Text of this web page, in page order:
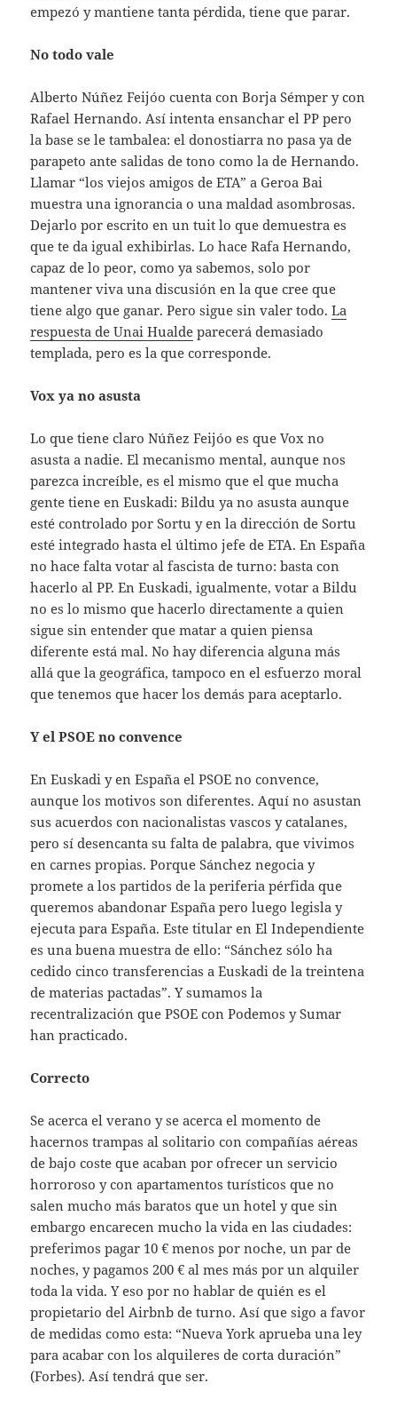
empezó y mantiene tanta pérdida, tiene que parar.
No todo vale
Alberto Núñez Feijóo cuenta con Borja Sémper y con
Rafael Hernando. Así intenta ensanchar el PP pero
la base se le tambalea: el donostiarra no pasa ya de
parapeto ante salidas de tono como la de Hernando.
Llamar “los viejos amigos de ETA” a Geroa Bai
muestra una ignorancia o una maldad asombrosas.
Dejarlo por escrito en un tuit lo que demuestra es
que te da igual exhibirlas. Lo hace Rafa Hernando,
capaz de lo peor, como ya sabemos, solo por
mantener viva una discusión en la que cree que
tiene algo que ganar. Pero sigue sin valer todo.La
respuesta de Unai Hualde parecerá demasiado
templada, pero es la que corresponde.
Vox ya no asusta
Lo que tiene claro Núñez Feijóo es que Vox no
asusta a nadie. El mecanismo mental, aunque nos
parezca increíble, es el mismo que el que mucha
gente tiene en Euskadi: Bildu ya no asusta aunque
esté controlado por Sortu y en la dirección de Sortu
esté integrado hasta el último jefe de ETA. En España
no hace falta votar al fascista de turno: basta con
hacerlo al PP. En Euskadi, igualmente, votar a Bildu
no es lo mismo que hacerlo directamente a quien
sigue sin entender que matar a quien piensa
diferente está mal. No hay diferencia alguna más
allá que la geográfica, tampoco en el esfuerzo moral
que tenemos que hacer los demás para aceptarlo.
Y el PSOE no convence
En Euskadi y en España el PSOE no convence,
aunque los motivos son diferentes. Aquí no asustan
sus acuerdos con nacionalistas vascos y catalanes,
pero sí desencanta su falta de palabra, que vivimos
en carnes propias. Porque Sánchez negocia y
promete a los partidos de la periferia pérfida que
queremos abandonar España pero luego legisla y
ejecuta para España. Este titular en El Independiente
es una buena muestra de ello: “Sánchez sólo ha
cedido cinco transferencias a Euskadi de la treintena
de materias pactadas”. Y sumamos la
recentralización que PSOE con Podemos y Sumar
han practicado.
Correcto
Se acerca el verano y se acerca el momento de
hacernos trampas al solitario con compañías aéreas
de bajo coste que acaban por ofrecer un servicio
horroroso y con apartamentos turísticos que no
salen mucho más baratos que un hotel y que sin
embargo encarecen mucho la vida en las ciudades:
preferimos pagar 10 € menos por noche, un par de
noches, y pagamos 200 € al mes más por un alquiler
toda la vida. Y eso por no hablar de quién es el
propietario del Airbnb de turno. Así que sigo a favor
de medidas como esta: “Nueva York aprueba una ley
para acabar con los alquileres de corta duración”
(Forbes). Así tendrá que ser.